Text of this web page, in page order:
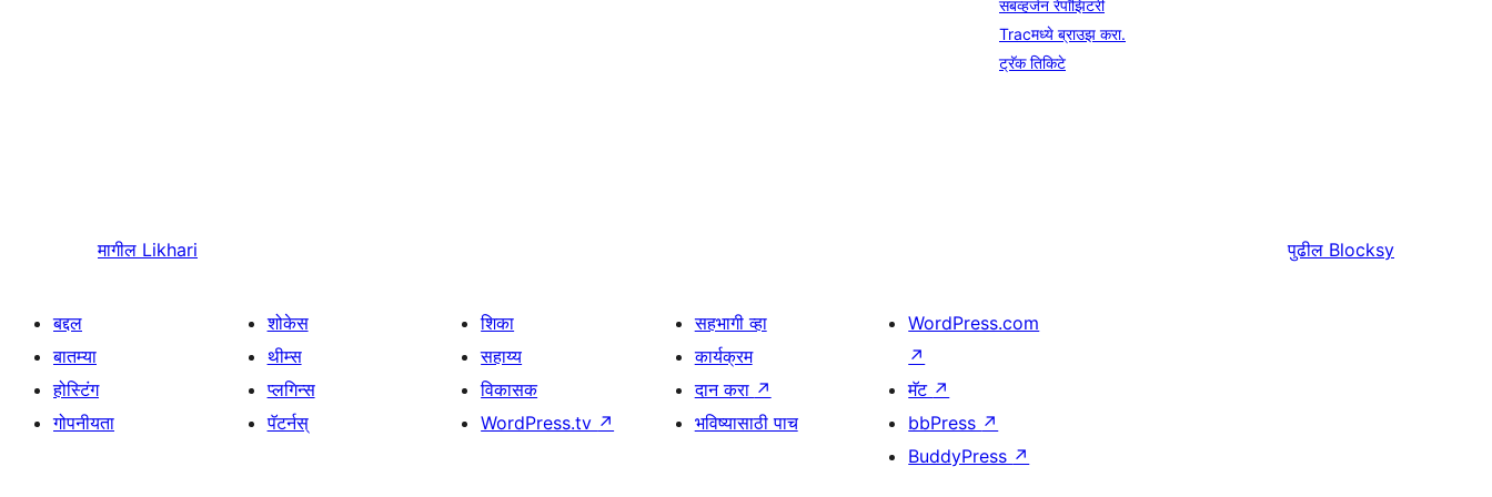
सबव्हर्जन रेपॉझिटरी
Tracमध्ये ब्राउझ करा.
ट्रॅक तिकिटे
मागील Likhari पुढील Blocksy
बद्दल
बातम्या
होस्टिंग
गोपनीयता
शोकेस
थीम्स
प्लगिन्स
पॅटर्नस्
शिका
सहाय्य
विकासक
WordPress.tv ↗
सहभागी व्हा
कार्यक्रम
दान करा ↗
भविष्यासाठी पाच
WordPress.com
↗
मॅट ↗
bbPress ↗
BuddyPress ↗